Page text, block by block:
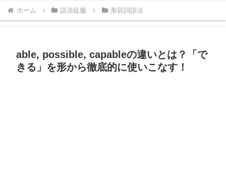
ホーム 語法征服 形容詞語法
able, possible, capableの違いとは？「で
きる」を形から徹底的に使いこなす！